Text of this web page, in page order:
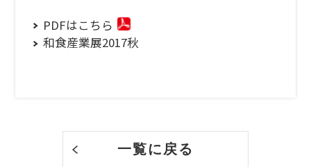
PDFはこちら
和食産業展2017秋
一覧に戻る